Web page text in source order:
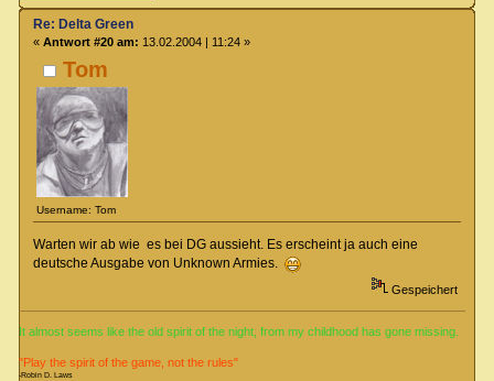
Tom
Username: Tom
Re: Delta Green
« Antwort #20 am: 13.02.2004 | 11:24 »
Warten wir ab wie es bei DG aussieht. Es erscheint ja auch eine
deutsche Ausgabe von Unknown Armies.
Gespeichert
It almost seems like the old spirit of the night, from my childhood has gone missing.
"Play the spirit of the game, not the rules"
-Robin D. Laws